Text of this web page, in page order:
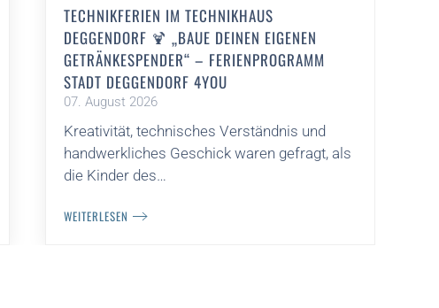
TECHNIKFERIEN IM TECHNIKHAUS
DEGGENDORF 🍹 „BAUE DEINEN EIGENEN
GETRÄNKESPENDER“ – FERIENPROGRAMM
STADT DEGGENDORF 4YOU
07. August 2026
Kreativität, technisches Verständnis und
handwerkliches Geschick waren gefragt, als
die Kinder des…
WEITERLESEN